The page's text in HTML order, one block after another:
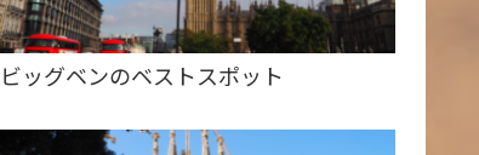
ビッグベンのベストスポット